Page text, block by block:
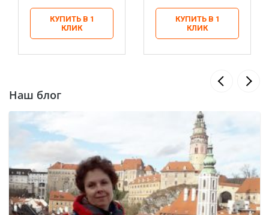
КУПИТЬ В 1
КЛИК
КУПИТЬ В 1
КЛИК
Наш блог